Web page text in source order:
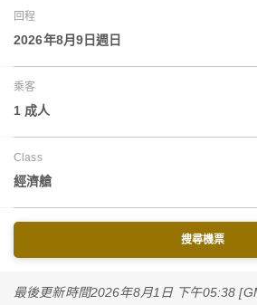
回程
2026年8月9日週日
乘客
1 成人
Class
經濟艙
搜尋機票
最後更新時間2026年8月1日 下午05:38